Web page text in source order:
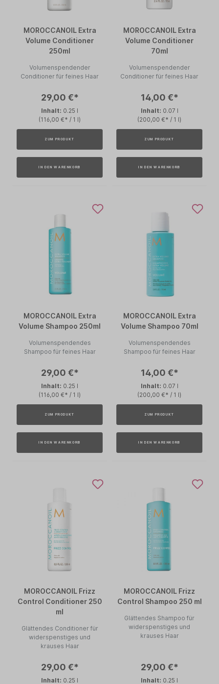
MOROCCANOIL Extra
Volume Conditioner
250ml
Volumenspendender
Conditioner für feines Haar
29,00 €*
Inhalt: 0.25 l
(116,00 €* / 1 l)
ZUM PRODUKT
IN DEN WARENKORB
MOROCCANOIL Extra
Volume Conditioner
70ml
Volumenspendender
Conditioner für feines Haar
14,00 €*
Inhalt: 0.07 l
(200,00 €* / 1 l)
ZUM PRODUKT
IN DEN WARENKORB
MOROCCANOIL Extra
Volume Shampoo 250ml
Volumenspendendes
Shampoo für feines Haar
29,00 €*
Inhalt: 0.25 l
(116,00 €* / 1 l)
ZUM PRODUKT
IN DEN WARENKORB
MOROCCANOIL Extra
Volume Shampoo 70ml
Volumenspendendes
Shampoo für feines Haar
14,00 €*
Inhalt: 0.07 l
(200,00 €* / 1 l)
ZUM PRODUKT
IN DEN WARENKORB
MOROCCANOIL Frizz
Control Conditioner 250
ml
Glättendes Conditioner für
widerspenstiges und
krauses Haar
29,00 €*
Inhalt: 0.25 l
MOROCCANOIL Frizz
Control Shampoo 250 ml
Glättendes Shampoo für
widerspenstiges und
krauses Haar
29,00 €*
Inhalt: 0.25 l